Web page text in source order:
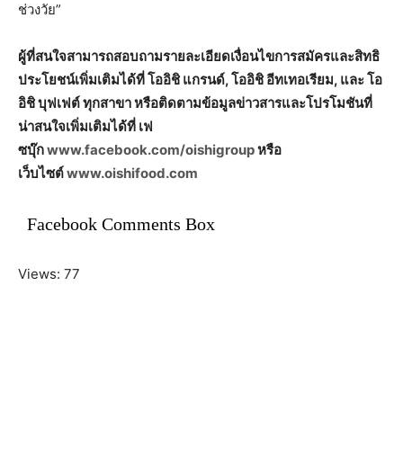
ช่วงวัย”
ผู้ที่สนใจสามารถสอบถามรายละเอียดเงื่อนไขการสมัครและสิทธิ
ประโยชน์เพิ่มเติมได้ที่ โออิชิ แกรนด์, โออิชิ อีทเทอเรียม, และ โอ
อิชิ บุฟเฟต์ ทุกสาขา หรือติดตามข้อมูลข่าวสารและโปรโมชันที่
น่าสนใจเพิ่มเติมได้ที่ เฟ
ซบุ๊กwww.facebook.com/oishigroupหรือ
เว็บไซต์www.oishifood.com
Facebook Comments Box
Views: 77